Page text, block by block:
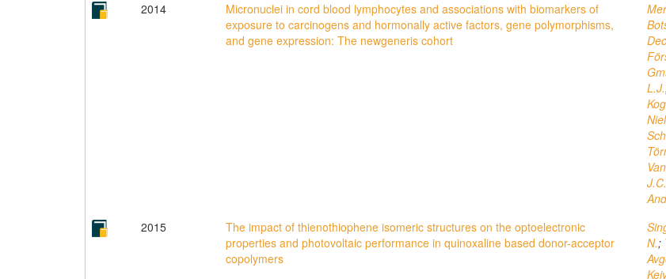
2014
Micronuclei in cord blood lymphocytes and associations with biomarkers of
exposure to carcinogens and hormonally active factors, gene polymorphisms,
and gene expression: The newgeneris cohort
L.J.
J.C.
2015
The impact of thienothiophene isomeric structures on the optoelectronic
properties and photovoltaic performance in quinoxaline based donor-acceptor
copolymers
N.;